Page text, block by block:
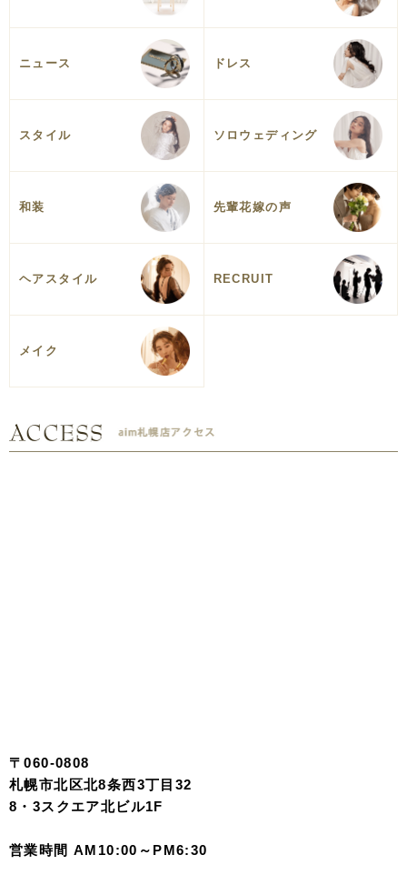
ニュース ドレス
スタイル ソロウェディング
和装 先輩花嫁の声
ヘアスタイル RECRUIT
メイク
〒060-0808
札幌市北区北8条西3丁目32
8・3スクエア北ビル1F
営業時間 AM10:00～PM6:30